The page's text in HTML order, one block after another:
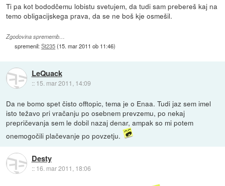
Ti pa kot bododčemu lobistu svetujem, da tudi sam prebereš kaj na
temo obligacijskega prava, da se ne boš kje osmešil.
Zgodovina sprememb…
spremenil:St235(15. mar 2011 ob 11:46)
LeQuack
:: 15. mar 2011, 14:09
Da ne bomo spet čisto offtopic, tema je o Enaa. Tudi jaz sem imel
isto težavo pri vračanju po osebnem prevzemu, po nekaj
prepričevanja sem le dobil nazaj denar, ampak so mi potem
onemogočili plačevanje po povzetju.
Desty
:: 16. mar 2011, 18:06